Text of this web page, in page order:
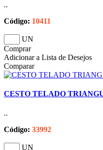
..
Código: 10411
UN
Comprar
Adicionar a Lista de Desejos
Comparar
CESTO TELADO
..
Código: 33992
UN